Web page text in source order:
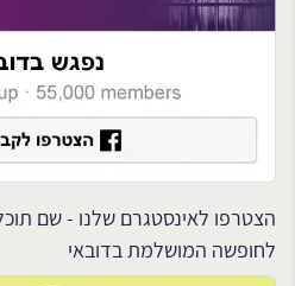
הצטרפו לאינסטגרם שלנו - שם
לחופשה המושלמת בדובאי